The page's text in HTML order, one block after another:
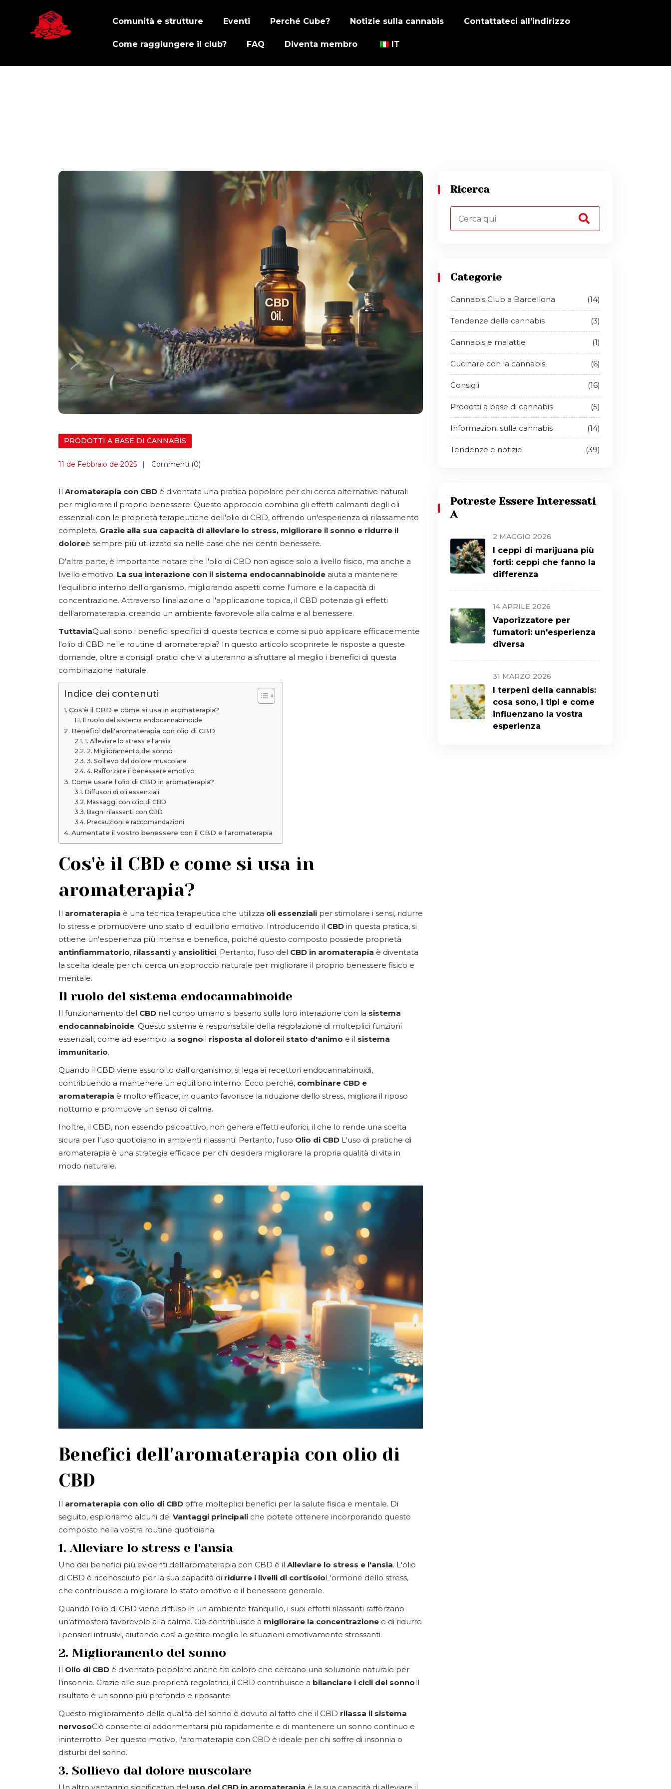
Comunità e strutture Eventi Perché Cube? Notizie sulla cannabis Contattateci all'indirizzo
Come raggiungere il club? FAQ Diventa membro IT
PRODOTTI A BASE DI CANNABIS
11 de Febbraio de 2025 Commenti (0)
Il Aromaterapia con CBD è diventata una pratica popolare per chi cerca alternative naturali
per migliorare il proprio benessere. Questo approccio combina gli effetti calmanti degli oli
essenziali con le proprietà terapeutiche dell'olio di CBD, offrendo un'esperienza di rilassamento
completa. Grazie alla sua capacità di alleviare lo stress, migliorare il sonno e ridurre il
doloreè sempre più utilizzato sia nelle case che nei centri benessere.
D'altra parte, è importante notare che l'olio di CBD non agisce solo a livello fisico, ma anche a
livello emotivo. La sua interazione con il sistema endocannabinoide aiuta a mantenere
l'equilibrio interno dell'organismo, migliorando aspetti come l'umore e la capacità di
concentrazione. Attraverso l'inalazione o l'applicazione topica, il CBD potenzia gli effetti
dell'aromaterapia, creando un ambiente favorevole alla calma e al benessere.
TuttaviaQuali sono i benefici specifici di questa tecnica e come si può applicare efficacemente
l'olio di CBD nelle routine di aromaterapia? In questo articolo scoprirete le risposte a queste
domande, oltre a consigli pratici che vi aiuteranno a sfruttare al meglio i benefici di questa
combinazione naturale.
Indice dei contenuti
Cos'è il CBD e come si usa in aromaterapia?
Il ruolo del sistema endocannabinoide
Benefici dell'aromaterapia con olio di CBD
1. Alleviare lo stress e l'ansia
2. Miglioramento del sonno
3. Sollievo dal dolore muscolare
4. Rafforzare il benessere emotivo
Come usare l'olio di CBD in aromaterapia?
Diffusori di oli essenziali
Massaggi con olio di CBD
Bagni rilassanti con CBD
Precauzioni e raccomandazioni
Aumentate il vostro benessere con il CBD e l'aromaterapia
Cos'è il CBD e come si usa in
aromaterapia?
Il aromaterapia è una tecnica terapeutica che utilizza oli essenziali per stimolare i sensi, ridurre
lo stress e promuovere uno stato di equilibrio emotivo. Introducendo il CBD in questa pratica, si
ottiene un'esperienza più intensa e benefica, poiché questo composto possiede proprietà
antinfiammatorio, rilassanti y ansiolitici. Pertanto, l'uso del CBD in aromaterapia è diventata
la scelta ideale per chi cerca un approccio naturale per migliorare il proprio benessere fisico e
mentale.
Il ruolo del sistema endocannabinoide
Il funzionamento del CBD nel corpo umano si basano sulla loro interazione con la sistema
endocannabinoide. Questo sistema è responsabile della regolazione di molteplici funzioni
essenziali, come ad esempio la sognoil risposta al doloreil stato d'animo e il sistema
immunitario.
Quando il CBD viene assorbito dall'organismo, si lega ai recettori endocannabinoidi,
contribuendo a mantenere un equilibrio interno. Ecco perché, combinare CBD e
aromaterapia è molto efficace, in quanto favorisce la riduzione dello stress, migliora il riposo
notturno e promuove un senso di calma.
Inoltre, il CBD, non essendo psicoattivo, non genera effetti euforici, il che lo rende una scelta
sicura per l'uso quotidiano in ambienti rilassanti. Pertanto, l'uso Olio di CBD L'uso di pratiche di
aromaterapia è una strategia efficace per chi desidera migliorare la propria qualità di vita in
modo naturale.
Benefici dell'aromaterapia con olio di
CBD
Il aromaterapia con olio di CBD offre molteplici benefici per la salute fisica e mentale. Di
seguito, esploriamo alcuni dei Vantaggi principali che potete ottenere incorporando questo
composto nella vostra routine quotidiana.
1. Alleviare lo stress e l'ansia
Uno dei benefici più evidenti dell'aromaterapia con CBD è il Alleviare lo stress e l'ansia. L'olio
di CBD è riconosciuto per la sua capacità di ridurre i livelli di cortisoloL'ormone dello stress,
che contribuisce a migliorare lo stato emotivo e il benessere generale.
Quando l'olio di CBD viene diffuso in un ambiente tranquillo, i suoi effetti rilassanti rafforzano
un'atmosfera favorevole alla calma. Ciò contribuisce a migliorare la concentrazione e di ridurre
i pensieri intrusivi, aiutando così a gestire meglio le situazioni emotivamente stressanti.
2. Miglioramento del sonno
Il Olio di CBD è diventato popolare anche tra coloro che cercano una soluzione naturale per
l'insonnia. Grazie alle sue proprietà regolatrici, il CBD contribuisce a bilanciare i cicli del sonnoIl
risultato è un sonno più profondo e riposante.
Questo miglioramento della qualità del sonno è dovuto al fatto che il CBD rilassa il sistema
nervosoCiò consente di addormentarsi più rapidamente e di mantenere un sonno continuo e
ininterrotto. Per questo motivo, l'aromaterapia con CBD è ideale per chi soffre di insonnia o
disturbi del sonno.
3. Sollievo dal dolore muscolare
Ricerca
Categorie
Cannabis Club a Barcellona (14)
Tendenze della cannabis (3)
Cannabis e malattie (1)
Cucinare con la cannabis (6)
Consigli (16)
Prodotti a base di cannabis (5)
Informazioni sulla cannabis (14)
Tendenze e notizie (39)
Potreste Essere Interessati
A
2 MAGGIO 2026
I ceppi di marijuana più
forti: ceppi che fanno la
differenza
14 APRILE 2026
Vaporizzatore per
fumatori: un'esperienza
diversa
31 MARZO 2026
I terpeni della cannabis:
cosa sono, i tipi e come
influenzano la vostra
esperienza